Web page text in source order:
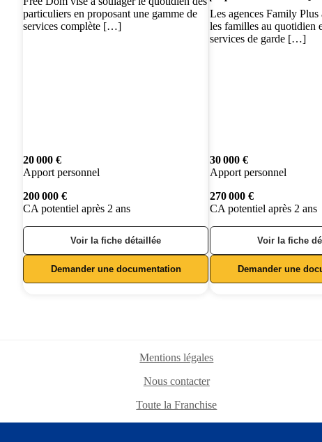
particuliers en proposant une gamme de
services complète […]
20 000 €
Apport personnel
200 000 €
CA potentiel après 2 ans
Voir la fiche détaillée
Demander une documentation
Les agences Family Plus
les familles au quotidien
services de garde […]
30 000 €
Apport personnel
270 000 €
CA potentiel après 2 ans
Voir la fiche
Demander une
Mentions légales
Nous contacter
Toute la Franchise